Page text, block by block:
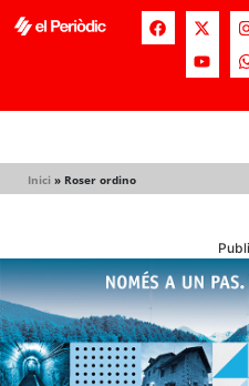
Inici » Roser ordino